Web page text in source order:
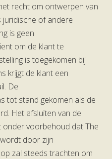
recht om ontwerpen van
juridische of andere
is geen
om de klant te
is toegekomen bij
krijgt de klant een
De
tot stand gekomen als de
Het afsluiten van de
voorbehoud dat The
door zijn
zal steeds trachten om